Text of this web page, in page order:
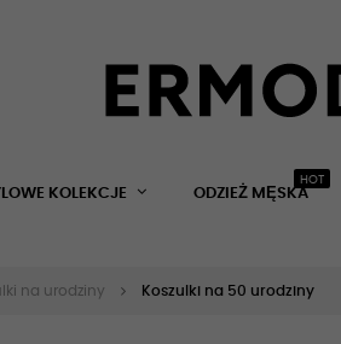
KOLEKCJE ODZIEŻ MĘSKA
HOT
na urodziny Koszulki na 50 urodziny